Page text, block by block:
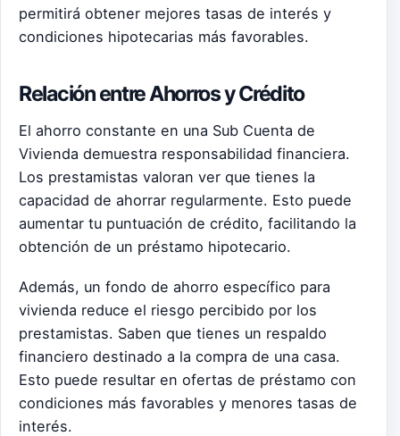
permitirá obtener mejores tasas de interés y
condiciones hipotecarias más favorables.
Relación entre Ahorros y Crédito
El ahorro constante en una Sub Cuenta de
Vivienda demuestra responsabilidad financiera.
Los prestamistas valoran ver que tienes la
capacidad de ahorrar regularmente. Esto puede
aumentar tu puntuación de crédito, facilitando la
obtención de un préstamo hipotecario.
Además, un fondo de ahorro específico para
vivienda reduce el riesgo percibido por los
prestamistas. Saben que tienes un respaldo
financiero destinado a la compra de una casa.
Esto puede resultar en ofertas de préstamo con
condiciones más favorables y menores tasas de
interés.